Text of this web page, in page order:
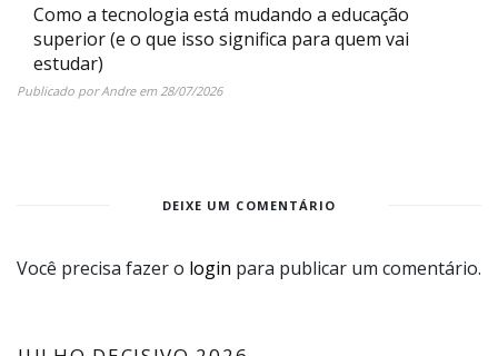
Como a tecnologia está mudando a educação
superior (e o que isso significa para quem vai
estudar)
Publicado porAndreem 28/07/2026
DEIXE UM COMENTÁRIO
Você precisa fazer o login para publicar um comentário.